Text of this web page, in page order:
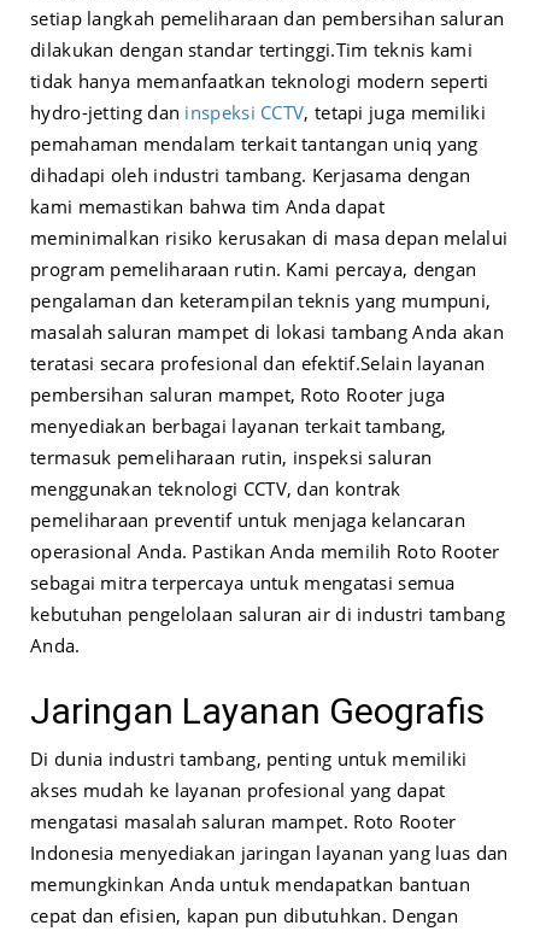
setiap langkah pemeliharaan dan pembersihan saluran
dilakukan dengan standar tertinggi.Tim teknis kami
tidak hanya memanfaatkan teknologi modern seperti
hydro-jetting dan inspeksi CCTV, tetapi juga memiliki
pemahaman mendalam terkait tantangan uniq yang
dihadapi oleh industri tambang. Kerjasama dengan
kami memastikan bahwa tim Anda dapat
meminimalkan risiko kerusakan di masa depan melalui
program pemeliharaan rutin. Kami percaya, dengan
pengalaman dan keterampilan teknis yang mumpuni,
masalah saluran mampet di lokasi tambang Anda akan
teratasi secara profesional dan efektif.Selain layanan
pembersihan saluran mampet, Roto Rooter juga
menyediakan berbagai layanan terkait tambang,
termasuk pemeliharaan rutin, inspeksi saluran
menggunakan teknologi CCTV, dan kontrak
pemeliharaan preventif untuk menjaga kelancaran
operasional Anda. Pastikan Anda memilih Roto Rooter
sebagai mitra terpercaya untuk mengatasi semua
kebutuhan pengelolaan saluran air di industri tambang
Anda.
Jaringan Layanan Geografis
Di dunia industri tambang, penting untuk memiliki
akses mudah ke layanan profesional yang dapat
mengatasi masalah saluran mampet. Roto Rooter
Indonesia menyediakan jaringan layanan yang luas dan
memungkinkan Anda untuk mendapatkan bantuan
cepat dan efisien, kapan pun dibutuhkan. Dengan